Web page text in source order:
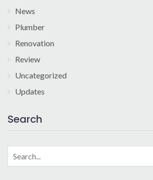
News
Plumber
Renovation
Review
Uncategorized
Updates
Search
Search
for: